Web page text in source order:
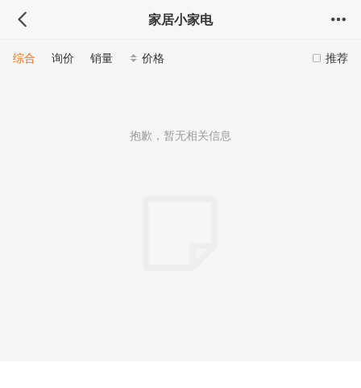
家居小家电
推荐
综合 询价 销量 价格
抱歉，暂无相关信息